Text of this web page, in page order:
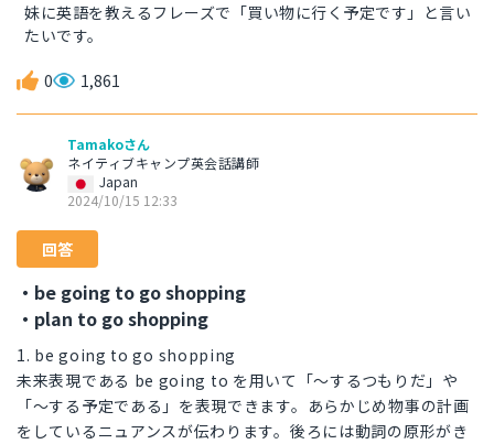
妹に英語を教えるフレーズで「買い物に行く予定です」と言い
たいです。
0 1,861
Tamakoさん
ネイティブキャンプ英会話講師
Japan
2024/10/15 12:33
回答
・be going to go shopping
・plan to go shopping
1. be going to go shopping
未来表現である be going to を用いて「～するつもりだ」や
「～する予定である」を表現できます。あらかじめ物事の計画
をしているニュアンスが伝わります。後ろには動詞の原形がき